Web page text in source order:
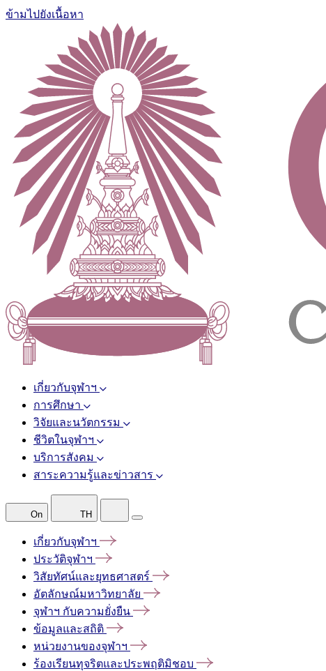
ข้ามไปยังเนื้อหา
เกี่ยวกับจุฬาฯ
การศึกษา
วิจัยและนวัตกรรม
ชีวิตในจุฬาฯ
บริการสังคม
สาระความรู้และข่าวสาร
On TH
เกี่ยวกับจุฬาฯ
ประวัติจุฬาฯ
วิสัยทัศน์และยุทธศาสตร์
อัตลักษณ์มหาวิทยาลัย
จุฬาฯ กับความยั่งยืน
ข้อมูลและสถิติ
หน่วยงานของจุฬาฯ
ร้องเรียนทุจริตและประพฤติมิชอบ